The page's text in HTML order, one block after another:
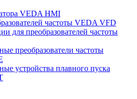
VEDA HMI
частоты VEDA VFD
для преобразователей частоты
преобразователи частоты
устройства плавного пуска